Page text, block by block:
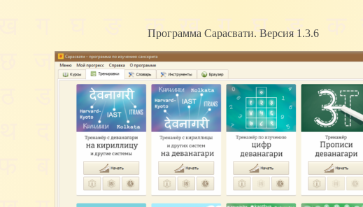
Программа Сарасвати. Версия 1.3.6